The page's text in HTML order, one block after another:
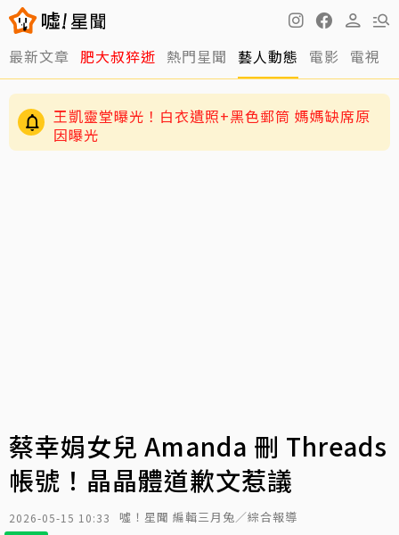
最新文章 肥大叔猝逝 熱門星聞 藝人動態 電影 電視
王凱靈堂曝光！白衣遺照+黑色郵筒 媽媽缺席原
因曝光
蔡幸娟女兒 Amanda 刪 Threads
帳號！晶晶體道歉文惹議
2026-05-15 10:33 噓！星聞 編輯三月兔／綜合報導